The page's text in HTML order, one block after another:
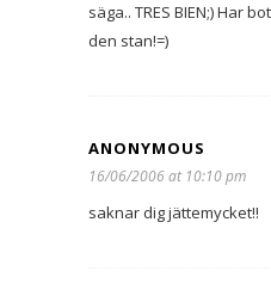
säga.. TRES BIEN;) Har
den stan!=)
ANONYMOUS
16/06/2006 at 10:10 pm
saknar dig jättemycket!!